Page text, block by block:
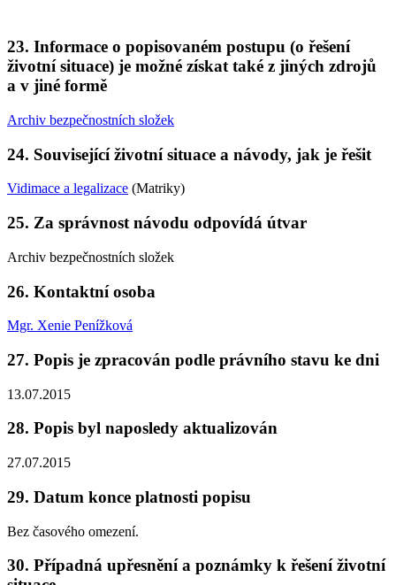
23. Informace o popisovaném postupu (o řešení
životní situace) je možné získat také z jiných zdrojů
a v jiné formě
Archiv bezpečnostních složek
24. Související životní situace a návody, jak je řešit
Vidimace a legalizace (Matriky)
25. Za správnost návodu odpovídá útvar
Archiv bezpečnostních složek
26. Kontaktní osoba
Mgr. Xenie Penížková
27. Popis je zpracován podle právního stavu ke dni
13.07.2015
28. Popis byl naposledy aktualizován
27.07.2015
29. Datum konce platnosti popisu
Bez časového omezení.
30. Případná upřesnění a poznámky k řešení životní